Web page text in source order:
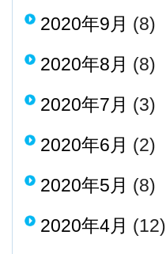
2020年9月 (8)
2020年8月 (8)
2020年7月 (3)
2020年6月 (2)
2020年5月 (8)
2020年4月 (12)